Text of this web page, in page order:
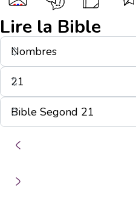
Lire la Bible